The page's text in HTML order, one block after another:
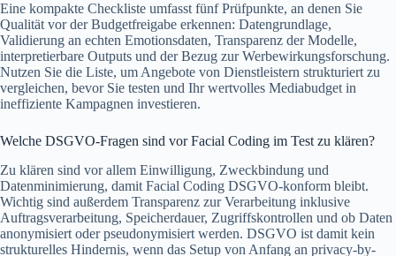
Eine kompakte Checkliste umfasst fünf Prüfpunkte, an denen Sie
Qualität vor der Budgetfreigabe erkennen: Datengrundlage,
Validierung an echten Emotionsdaten, Transparenz der Modelle,
interpretierbare Outputs und der Bezug zur Werbewirkungsforschung.
Nutzen Sie die Liste, um Angebote von Dienstleistern strukturiert zu
vergleichen, bevor Sie testen und Ihr wertvolles Mediabudget in
ineffiziente Kampagnen investieren.
Welche DSGVO-Fragen sind vor Facial Coding im Test zu klären?
Zu klären sind vor allem Einwilligung, Zweckbindung und
Datenminimierung, damit Facial Coding DSGVO-konform bleibt.
Wichtig sind außerdem Transparenz zur Verarbeitung inklusive
Auftragsverarbeitung, Speicherdauer, Zugriffskontrollen und ob Daten
anonymisiert oder pseudonymisiert werden. DSGVO ist damit kein
strukturelles Hindernis, wenn das Setup von Anfang an privacy-by-